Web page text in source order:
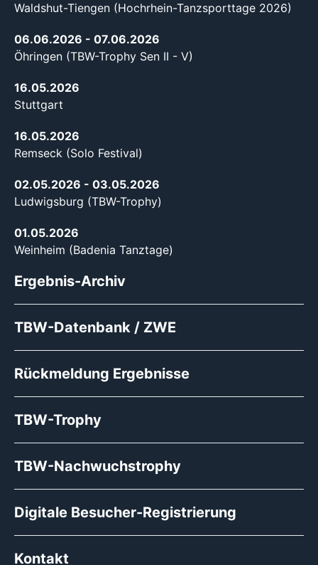
Waldshut-Tiengen (Hochrhein-Tanzsporttage 2026)
06.06.2026 - 07.06.2026
Öhringen (TBW-Trophy Sen II - V)
16.05.2026
Stuttgart
16.05.2026
Remseck (Solo Festival)
02.05.2026 - 03.05.2026
Ludwigsburg (TBW-Trophy)
01.05.2026
Weinheim (Badenia Tanztage)
Ergebnis-Archiv
TBW-Datenbank / ZWE
Rückmeldung Ergebnisse
TBW-Trophy
TBW-Nachwuchstrophy
Digitale Besucher-Registrierung
Kontakt